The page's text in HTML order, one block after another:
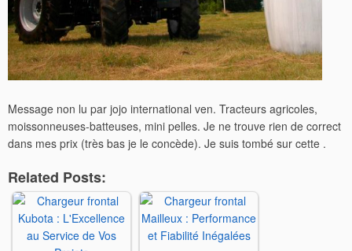
Message non lu par jojo international ven. Tracteurs agricoles,
moissonneuses-batteuses, mini pelles. Je ne trouve rien de correct
dans mes prix (très bas je le concède). Je suis tombé sur cette .
Related Posts: